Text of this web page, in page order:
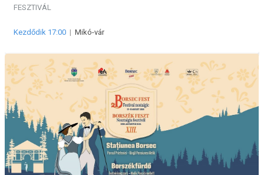
FESZTIVÁL
Kezdődik 17:00 | Mikó-vár